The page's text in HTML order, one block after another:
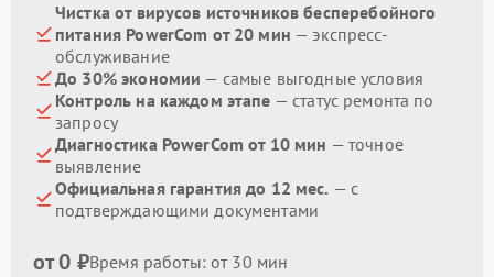
Чистка от вирусов источников бесперебойного
питания PowerCom от 20 мин — экспресс-
обслуживание
До 30% экономии — самые выгодные условия
Контроль на каждом этапе — статус ремонта по
запросу
Диагностика PowerCom от 10 мин — точное
выявление
Официальная гарантия до 12 мес. — с
подтверждающими документами
от 0 ₽Время работы: от 30 мин